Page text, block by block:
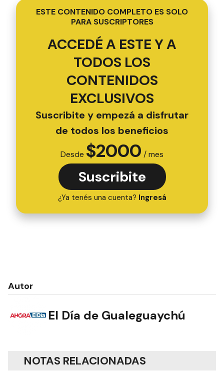
ESTE CONTENIDO COMPLETO ES SOLO
PARA SUSCRIPTORES
ACCEDÉ A ESTE Y A
TODOS LOS
CONTENIDOS
EXCLUSIVOS
Suscribite y empezá a disfrutar
de todos los beneficios
Desde $2000 / mes
Suscribite
¿Ya tenés una cuenta? Ingresá
Autor
El Día de Gualeguaychú
NOTAS RELACIONADAS